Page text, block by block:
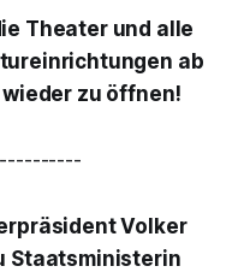
Theater und alle
ab
wieder zu öffnen!
Volker
Staatsministerin